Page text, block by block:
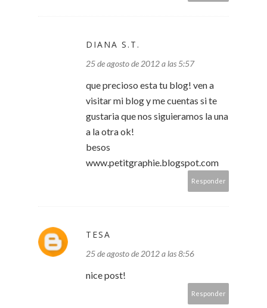
DIANA S.T.
25 de agosto de 2012 a las 5:57
que precioso esta tu blog! ven a
visitar mi blog y me cuentas si te
gustaria que nos siguieramos la una
a la otra ok!
besos
www.petitgraphie.blogspot.com
Responder
TESA
25 de agosto de 2012 a las 8:56
nice post!
Responder